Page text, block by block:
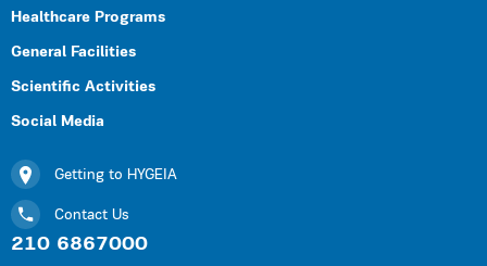
Healthcare Programs
General Facilities
Scientific Activities
Social Media
Getting to HYGEIA
Contact Us
210 6867000